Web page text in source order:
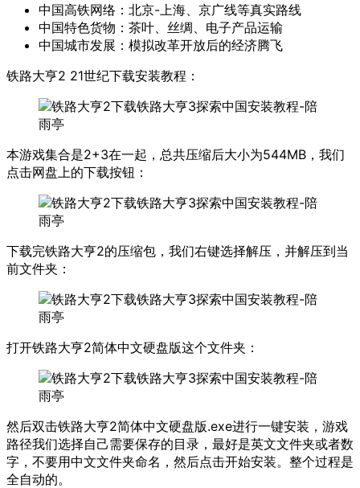
中国高铁网络：北京-上海、京广线等真实路线
中国特色货物：茶叶、丝绸、电子产品运输
中国城市发展：模拟改革开放后的经济腾飞
铁路大亨2 21世纪下载安装教程：
本游戏集合是2+3在一起，总共压缩后大小为544MB，我们
点击网盘上的下载按钮：
下载完铁路大亨2的压缩包，我们右键选择解压，并解压到当
前文件夹：
打开铁路大亨2简体中文硬盘版这个文件夹：
然后双击铁路大亨2简体中文硬盘版.exe进行一键安装，游戏
路径我们选择自己需要保存的目录，最好是英文文件夹或者数
字，不要用中文文件夹命名，然后点击开始安装。整个过程是
全自动的。